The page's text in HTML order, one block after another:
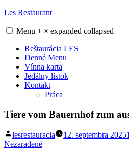
Skip
content
Les Restaurant
Menu + × expanded collapsed
Reštaurácia LES
Denné Menu
Vínna karta
Jedálny lístok
Kontakt
Práca
Tiere vom Bauernhof zum
Posted
by
lesrestauracia 12. septembra 2025
Nezaradené